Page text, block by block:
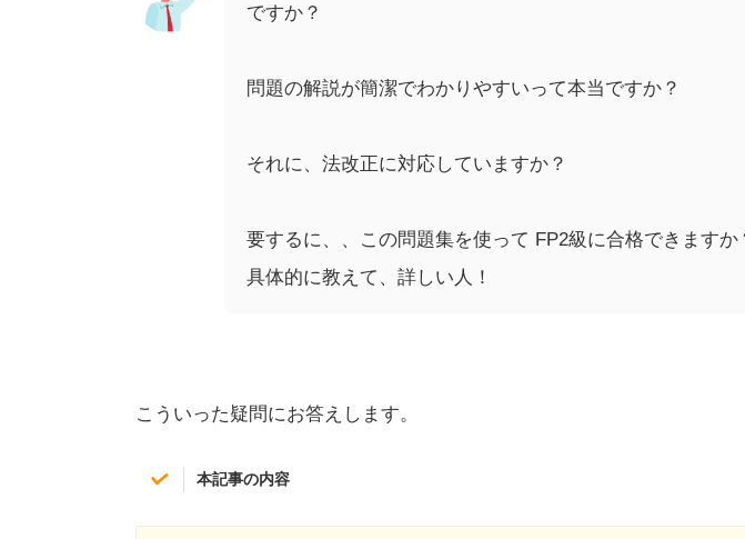
ですか？
問題の解説が簡潔でわかりやすいって本当ですか？
それに、法改正に対応していますか？
要するに、、この問題集を使って FP2級に合格できますか
具体的に教えて、詳しい人！
こういった疑問にお答えします。
本記事の内容